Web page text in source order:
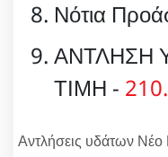
Νότια
ΑΝΤΛΗΣΗ
ΤΙΜΗ -
Αντλήσεις υδάτων